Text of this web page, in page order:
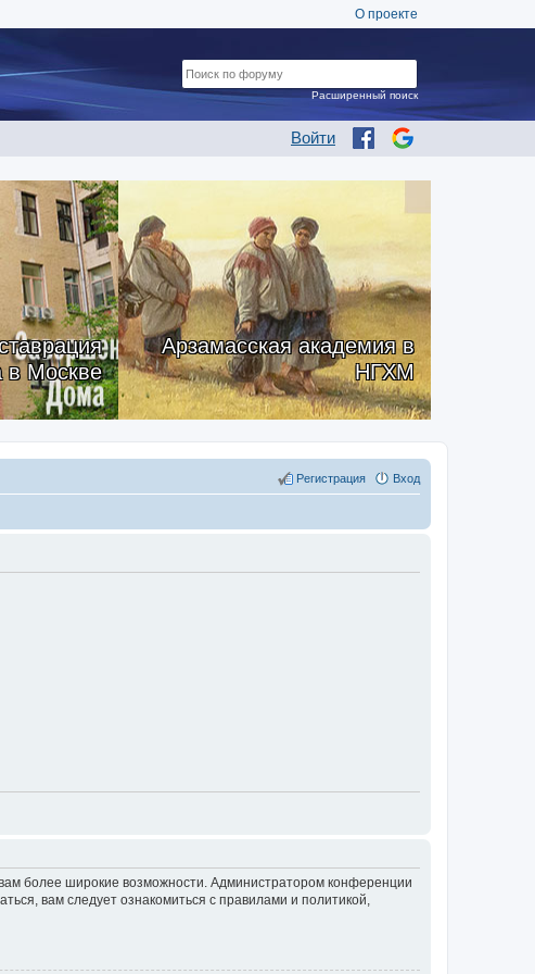
О проекте
Войти
Расширенный поиск
в Москве
Арзамасская академия в
НГХМ
Вход
Регистрация
более широкие возможности. Администратором конференции
вам следует ознакомиться с правилами и политикой,